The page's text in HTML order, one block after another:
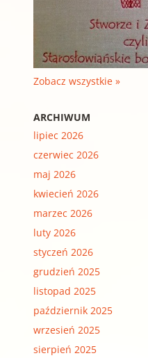
Zobacz wszystkie »
ARCHIWUM
lipiec 2026
czerwiec 2026
maj 2026
kwiecień 2026
marzec 2026
luty 2026
styczeń 2026
grudzień 2025
listopad 2025
październik 2025
wrzesień 2025
sierpień 2025